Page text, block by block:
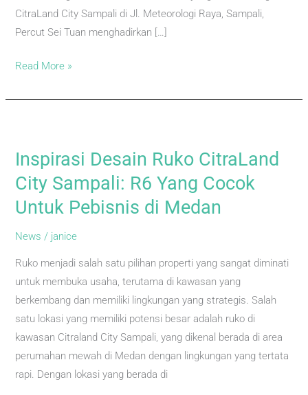
CitraLand City Sampali di Jl. Meteorologi Raya, Sampali,
Percut Sei Tuan menghadirkan […]
Read More »
Inspirasi Desain Ruko CitraLand
City Sampali: R6 Yang Cocok
Untuk Pebisnis di Medan
News / janice
Ruko menjadi salah satu pilihan properti yang sangat diminati
untuk membuka usaha, terutama di kawasan yang
berkembang dan memiliki lingkungan yang strategis. Salah
satu lokasi yang memiliki potensi besar adalah ruko di
kawasan Citraland City Sampali, yang dikenal berada di area
perumahan mewah di Medan dengan lingkungan yang tertata
rapi. Dengan lokasi yang berada di
Ruko
CitraLand
Sampali:
R6